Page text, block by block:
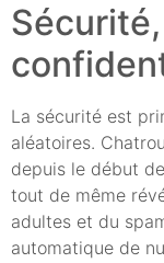
La sécurité est
aléatoires.
depuis le début
tout de même
adultes et du
automatique de